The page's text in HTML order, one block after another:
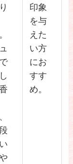
印象
を与
えた
い方
にお
すす
め。